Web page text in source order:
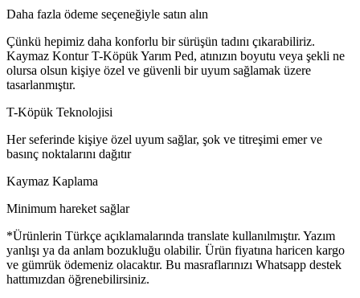
Daha fazla ödeme seçeneğiyle satın alın
Çünkü hepimiz daha konforlu bir sürüşün tadını çıkarabiliriz.
Kaymaz Kontur T-Köpük Yarım Ped, atınızın boyutu veya şekli ne
olursa olsun kişiye özel ve güvenli bir uyum sağlamak üzere
tasarlanmıştır.
T-Köpük Teknolojisi
Her seferinde kişiye özel uyum sağlar, şok ve titreşimi emer ve
basınç noktalarını dağıtır
Kaymaz Kaplama
Minimum hareket sağlar
*Ürünlerin Türkçe açıklamalarında translate kullanılmıştır. Yazım
yanlışı ya da anlam bozukluğu olabilir. Ürün fiyatına haricen kargo
ve gümrük ödemeniz olacaktır. Bu masraflarınızı Whatsapp destek
hattımızdan öğrenebilirsiniz.